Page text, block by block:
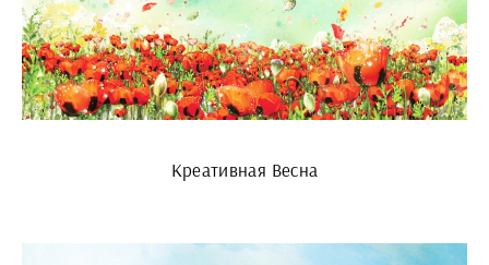
Креативная Весна